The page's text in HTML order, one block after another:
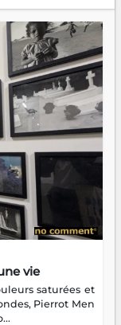
vie
saturées et
Pierrot Men